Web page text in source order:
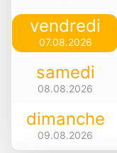
vendredi
07.08.2026
samedi
08.08.2026
dimanche
09.08.2026